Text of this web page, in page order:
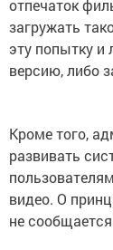
отпечаток
загружать
эту попытку и
версию, либо
Кроме того,
развивать
видео. О
не